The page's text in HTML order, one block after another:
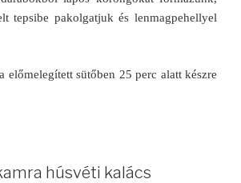
tepsibe pakolgatjuk és lenmagpehellyel
előmelegített sütőben 25 perc alatt készre
húsvéti kalács